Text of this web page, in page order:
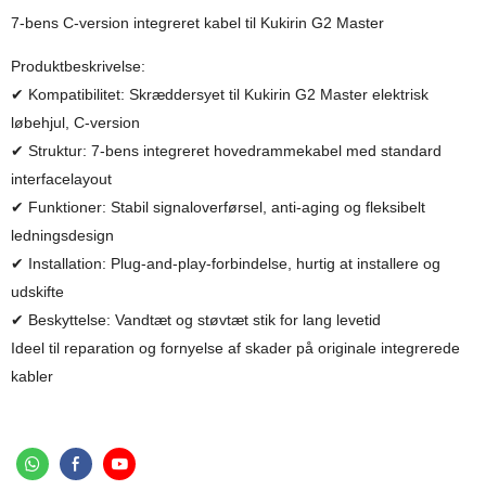
7-bens C-version integreret kabel til Kukirin G2 Master
Produktbeskrivelse:
✔ Kompatibilitet: Skræddersyet til Kukirin G2 Master elektrisk
løbehjul, C-version
✔ Struktur: 7-bens integreret hovedrammekabel med standard
interfacelayout
✔ Funktioner: Stabil signaloverførsel, anti-aging og fleksibelt
ledningsdesign
✔ Installation: Plug-and-play-forbindelse, hurtig at installere og
udskifte
✔ Beskyttelse: Vandtæt og støvtæt stik for lang levetid
Ideel til reparation og fornyelse af skader på originale integrerede
kabler